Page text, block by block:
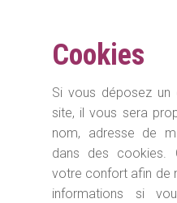
Cookies
Si vous déposez un
site, il vous sera
nom, adresse de
dans des cookies.
votre confort afin de
informations si